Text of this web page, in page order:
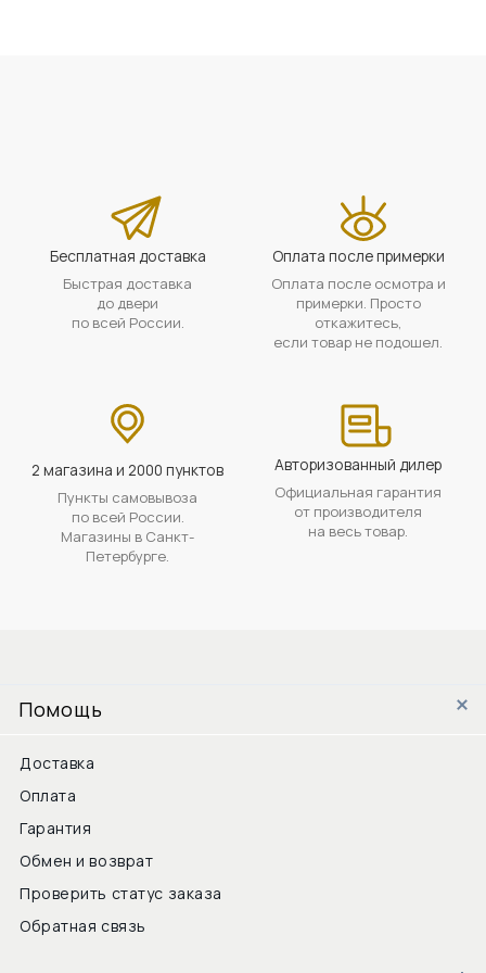
Бесплатная доставка
Быстрая доставка
до двери
по всей России.
Оплата после примерки
Оплата после осмотра и
примерки. Просто
откажитесь,
если товар не подошел.
2 магазина и 2000 пунктов
Пункты самовывоза
по всей России.
Магазины в Санкт-
Петербурге.
Авторизованный дилер
Официальная гарантия
от производителя
на весь товар.
Помощь
Доставка
Оплата
Гарантия
Обмен и возврат
Проверить статус заказа
Обратная связь